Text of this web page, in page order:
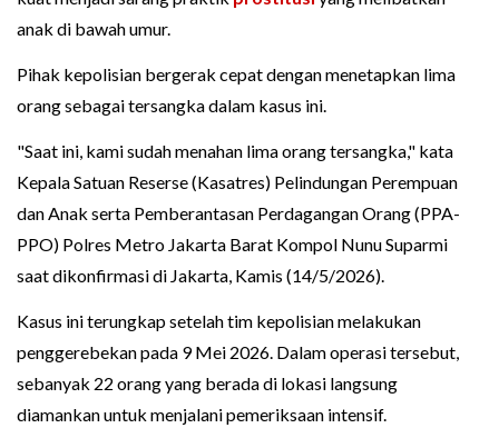
anak di bawah umur.
Pihak kepolisian bergerak cepat dengan menetapkan lima
orang sebagai tersangka dalam kasus ini.
"Saat ini, kami sudah menahan lima orang tersangka," kata
Kepala Satuan Reserse (Kasatres) Pelindungan Perempuan
dan Anak serta Pemberantasan Perdagangan Orang (PPA-
PPO) Polres Metro Jakarta Barat Kompol Nunu Suparmi
saat dikonfirmasi di Jakarta, Kamis (14/5/2026).
Kasus ini terungkap setelah tim kepolisian melakukan
penggerebekan pada 9 Mei 2026. Dalam operasi tersebut,
sebanyak 22 orang yang berada di lokasi langsung
diamankan untuk menjalani pemeriksaan intensif.